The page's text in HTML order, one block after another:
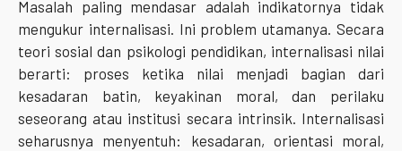
Masalah paling mendasar adalah indikatornya tidak
mengukur internalisasi. Ini problem utamanya. Secara
teori sosial dan psikologi pendidikan, internalisasi nilai
berarti: proses ketika nilai menjadi bagian dari
kesadaran batin, keyakinan moral, dan perilaku
seseorang atau institusi secara intrinsik. Internalisasi
seharusnya menyentuh: kesadaran, orientasi moral,